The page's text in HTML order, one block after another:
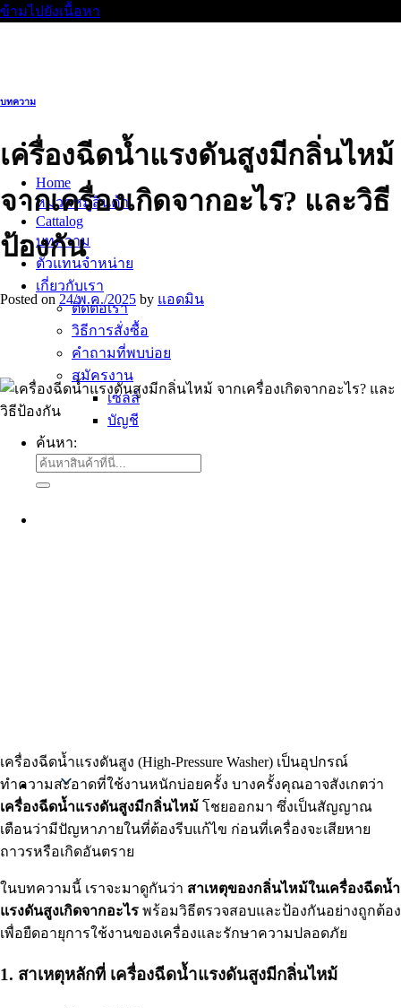
ข้ามไปยังเนื้อหา
Home
หมวดหมู่สินค้า
Cattalog
บทความ
ตัวแทนจำหน่าย
เกี่ยวกับเรา
ติดต่อเรา
วิธีการสั่งซื้อ
คำถามที่พบบ่อย
สมัครงาน
เซลล์
บัญชี
ค้นหา:
Thai
บทความ
เครื่องฉีดน้ำแรงดันสูงมีกลิ่นไหม้
จากเครื่องเกิดจากอะไร? และวิธี
ป้องกัน
Posted on 24/พ.ค./2025 by แอดมิน
เครื่องฉีดน้ำแรงดันสูง (High-Pressure Washer) เป็นอุปกรณ์
ทำความสะอาดที่ใช้งานหนักบ่อยครั้ง บางครั้งคุณอาจสังเกตว่า
เครื่องฉีดน้ำแรงดันสูงมีกลิ่นไหม้ โชยออกมา ซึ่งเป็นสัญญาณ
เตือนว่ามีปัญหาภายในที่ต้องรีบแก้ไข ก่อนที่เครื่องจะเสียหาย
ถาวรหรือเกิดอันตราย
ในบทความนี้ เราจะมาดูกันว่า สาเหตุของกลิ่นไหม้ในเครื่องฉีดน้ำ
แรงดันสูงเกิดจากอะไร พร้อมวิธีตรวจสอบและป้องกันอย่างถูกต้อง
เพื่อยืดอายุการใช้งานของเครื่องและรักษาความปลอดภัย
1. สาเหตุหลักที่ เครื่องฉีดน้ำแรงดันสูงมีกลิ่นไหม้